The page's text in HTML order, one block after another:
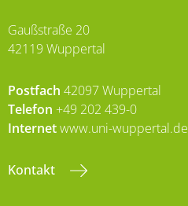
Gaußstraße 20
42119 Wuppertal
Postfach 42097 Wuppertal
Telefon +49 202 439-0
Internetwww.uni-wuppertal.de
Kontakt